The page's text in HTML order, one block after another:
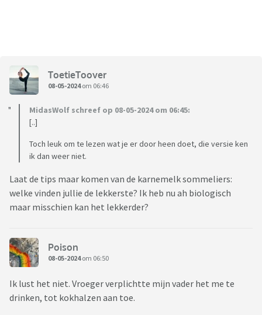
ToetieToover
08-05-2024om 06:46
MidasWolf schreef op 08-05-2024 om 06:45:
[..]
Toch leuk om te lezen wat je er door heen doet, die versie ken
ik dan weer niet.
Laat de tips maar komen van de karnemelk sommeliers:
welke vinden jullie de lekkerste? Ik heb nu ah biologisch
maar misschien kan het lekkerder?
Poison
08-05-2024om 06:50
Ik lust het niet. Vroeger verplichtte mijn vader het me te
drinken, tot kokhalzen aan toe.